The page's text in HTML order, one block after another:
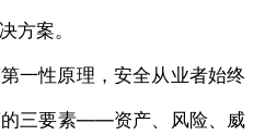
方案。
一性原理，安全从业者始终
的三要素——资产、风险、威